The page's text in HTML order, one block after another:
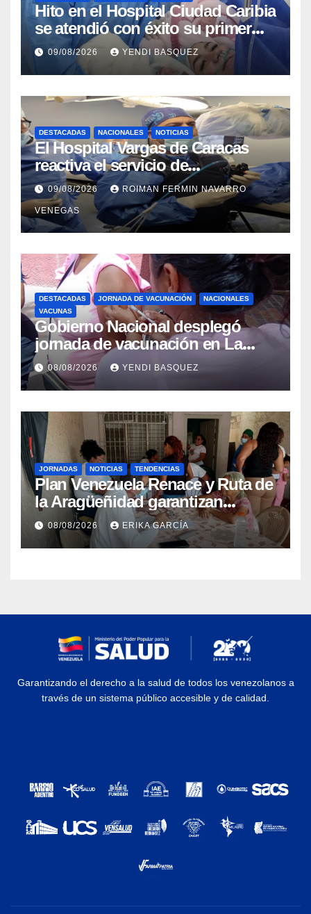
Hito en el Hospital Ciudad Caribia
se atendió con éxito su primer
parto gemelar
09/08/2026 YENDI BASQUEZ
DESTACADAS NACIONALES NOTICIAS
El Hospital Vargas de Caracas
reactiva el servicio de
Colangiopancreatografía
Retrógrada Endoscópica para
beneficiar a cientos de pacientes
09/08/2026 ROIMAN FERMIN NAVARRO
VENEGAS
DESTACADAS JORNADA DE VACUNACIÓN
NACIONALES
VACUNAS
Gobierno Nacional desplegó
jornada de vacunación en La
Guaira para garantizar protección
epidemiológica
08/08/2026 YENDI BASQUEZ
JORNADAS NOTICIAS TENDENCIAS
Plan Venezuela Renace y Ruta de
la Aragüeñidad garantizan
atención médica integral en
Aragua
08/08/2026 ERIKA GARCÍA
Garantizando el derecho a la salud de todos los venezolanos a
través de un sistema público accesible y de calidad.